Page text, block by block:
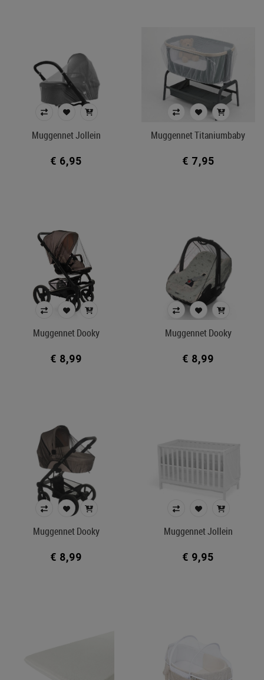
In voorraad
Ecocheque artikelen
Belgisch product
Filters toepassen
Muggennet Jollein
€ 6,95
Muggennet Titaniumbaby
€ 7,95
Muggennet Dooky
€ 8,99
Muggennet Dooky
€ 8,99
Muggennet Dooky
€ 8,99
Muggennet Jollein
€ 9,95